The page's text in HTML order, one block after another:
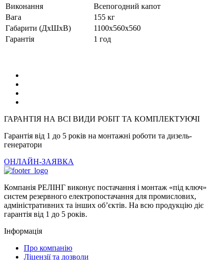
Виконання
Всепогодний капот
Вага
155 кг
Габарити (ДхШхВ)
1100x560x560
Гарантія
1 год
ГАРАНТІЯ НА ВСІ ВИДИ РОБІТ ТА КОМПЛЕКТУЮЧІ
Гарантія від 1 до 5 років на монтажні роботи та дизель-
генератори
ОНЛАЙН-ЗАЯВКА
Компанія РЕЛІНГ виконує постачання і монтаж «під ключ»
систем резервного електропостачання для промислових,
адміністративних та інших об’єктів. На всю продукцію діє
гарантія від 1 до 5 років.
Інформація
Про компанію
Ліцензії та дозволи